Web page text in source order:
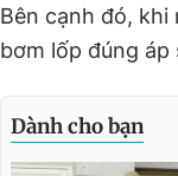
Bên cạnh đó,
bơm lốp đúng áp